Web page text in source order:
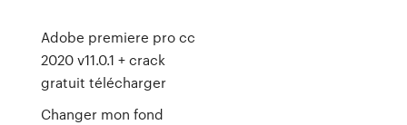
Adobe premiere pro cc
2020 v11.0.1 + crack
gratuit télécharger
Changer mon fond